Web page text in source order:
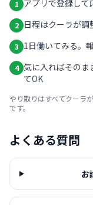
1 アプリで登録し
2 日程はクーラが
3 1日働いてみる。
4 気に入ればそのま
てOK
やり取りはすべてクーラ
です。
よくある質問
お